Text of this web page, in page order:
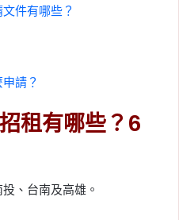
件有哪些？
請？
租有哪些？6
、台南及高雄。